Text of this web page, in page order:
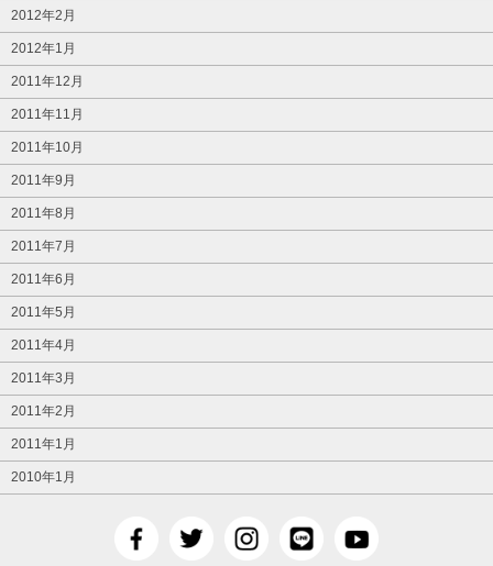
2012年2月
2012年1月
2011年12月
2011年11月
2011年10月
2011年9月
2011年8月
2011年7月
2011年6月
2011年5月
2011年4月
2011年3月
2011年2月
2011年1月
2010年1月